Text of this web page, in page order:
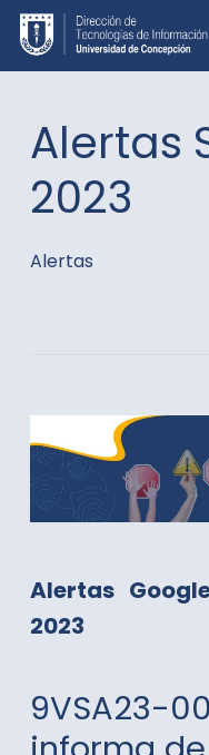
Skip
to
content
Alertas
2023
Alertas
Alertas
2023
9VSA23-